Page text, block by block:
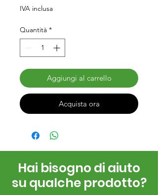
IVA inclusa
Quantità *
Aggiungi al carrello
Acquista ora
Hai bisogno di aiuto
su qualche prodotto?